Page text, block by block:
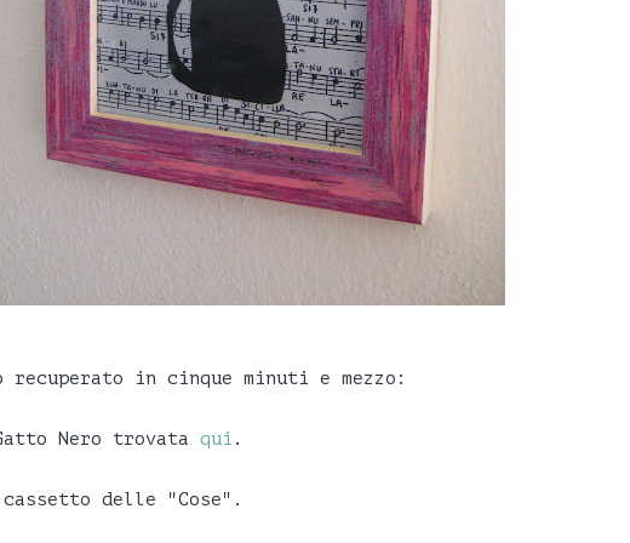
in cinque minuti e mezzo:
Nero trovata qui .
delle "Cose".